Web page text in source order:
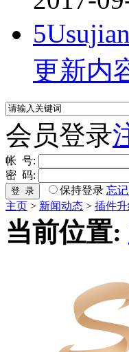
更新内
会员登录
帐 号:
密 码:
登 录 保持登录 忘
主页 > 新闻动态 > 插件
当前位置: